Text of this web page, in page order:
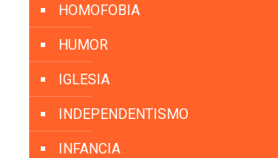
HOMOFOBIA
HUMOR
IGLESIA
INDEPENDENTISMO
INFANCIA